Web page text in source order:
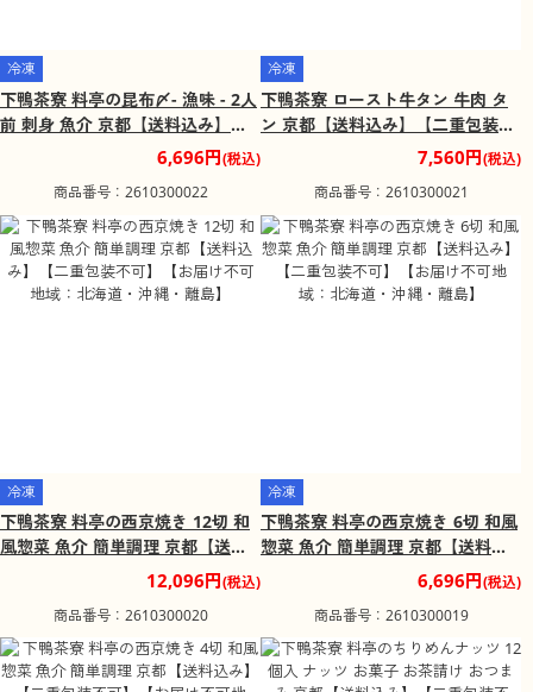
冷凍
下鴨茶寮 料亭の昆布〆- 漁味 - 2人
前 刺身 魚介 京都【送料込み】
【二重包装不可】【お届け不可地
域：北海道・沖縄・離島】
6,696円(税込)
商品番号：2610300022
冷凍
下鴨茶寮 ロースト牛タン 牛肉 タ
ン 京都【送料込み】【二重包装不
可】【お届け不可地域：北海道・
7,560円(税込)
商品番号：2610300021
冷凍
下鴨茶寮 料亭の西京焼き 12切 和
風惣菜 魚介 簡単調理 京都【送料
込み】【二重包装不可】【お届け
不可地域：北海道・沖縄・離島】
12,096円(税込)
商品番号：2610300020
冷凍
下鴨茶寮 料亭の西京焼き 6切 和風
惣菜 魚介 簡単調理 京都【送料込
み】【二重包装不可】【お届け不
可地域：北海道・沖縄・離島】
6,696円(税込)
商品番号：2610300019